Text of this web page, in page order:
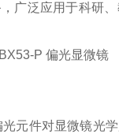
广泛应用于科研
元件对显微镜光